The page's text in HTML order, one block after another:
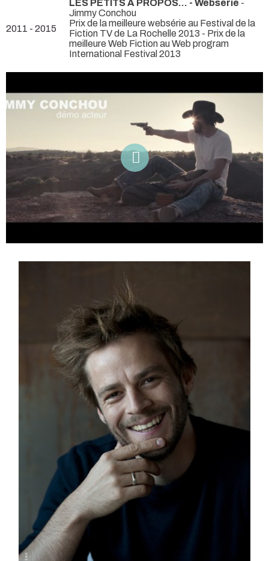
2011 - 2015
LES PETITS À PROPOS… - Websérie -
Jimmy Conchou
Prix de la meilleure websérie au Festival de la
Fiction TV de La Rochelle 2013 - Prix de la
meilleure Web Fiction au Web program
International Festival 2013